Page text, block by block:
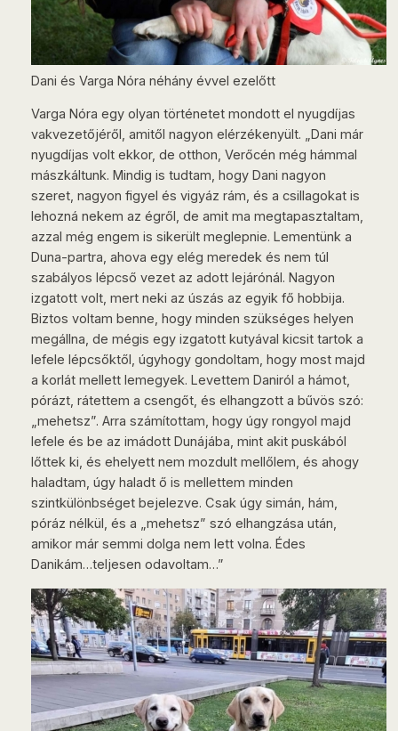
Dani és Varga Nóra néhány évvel ezelőtt
Varga Nóra egy olyan történetet mondott el nyugdíjas
vakvezetőjéről, amitől nagyon elérzékenyült. „Dani már
nyugdíjas volt ekkor, de otthon, Verőcén még hámmal
mászkáltunk. Mindig is tudtam, hogy Dani nagyon
szeret, nagyon figyel és vigyáz rám, és a csillagokat is
lehozná nekem az égről, de amit ma megtapasztaltam,
azzal még engem is sikerült meglepnie. Lementünk a
Duna-partra, ahova egy elég meredek és nem túl
szabályos lépcső vezet az adott lejárónál. Nagyon
izgatott volt, mert neki az úszás az egyik fő hobbija.
Biztos voltam benne, hogy minden szükséges helyen
megállna, de mégis egy izgatott kutyával kicsit tartok a
lefele lépcsőktől, úgyhogy gondoltam, hogy most majd
a korlát mellett lemegyek. Levettem Daniról a hámot,
pórázt, rátettem a csengőt, és elhangzott a bűvös szó:
„mehetsz”. Arra számítottam, hogy úgy rongyol majd
lefele és be az imádott Dunájába, mint akit puskából
lőttek ki, és ehelyett nem mozdult mellőlem, és ahogy
haladtam, úgy haladt ő is mellettem minden
szintkülönbséget bejelezve. Csak úgy simán, hám,
póráz nélkül, és a „mehetsz” szó elhangzása után,
amikor már semmi dolga nem lett volna. Édes
Danikám…teljesen odavoltam…”